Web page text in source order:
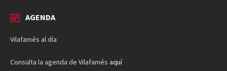
AGENDA
Vilafamés al día
Consulta la agenda de Vilafamés aquí